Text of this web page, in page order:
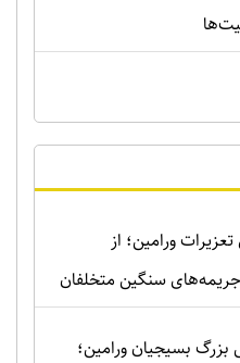
ورامین؛ از
سنگین متخلفان
بزرگ بسیجیان ورامین؛